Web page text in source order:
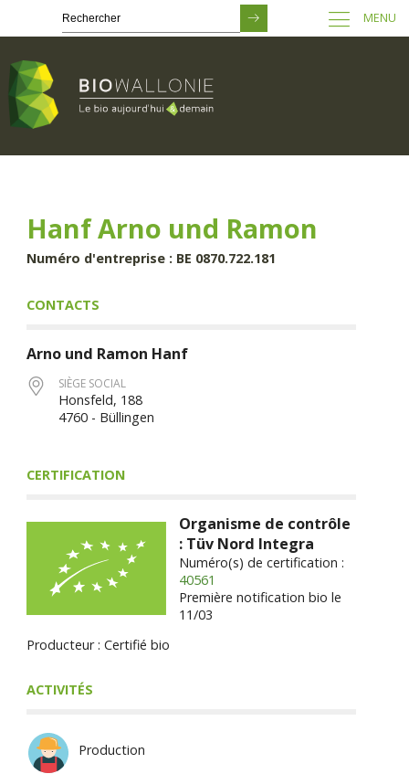
principal
MENU
Hanf Arno und Ramon
Numéro d'entreprise : BE 0870.722.181
CONTACTS
Arno und Ramon Hanf
SIÈGE SOCIAL
Honsfeld, 188
4760 - Büllingen
CERTIFICATION
Organisme de contrôle
: Tüv Nord Integra
Numéro(s) de certification :
40561
Première notification bio le
11/03
Producteur : Certifié bio
ACTIVITÉS
Production